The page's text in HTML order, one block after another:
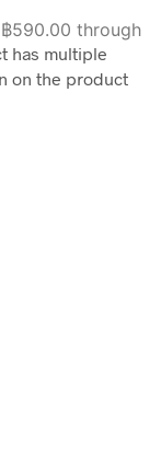
590.00 through
has multiple
on the product